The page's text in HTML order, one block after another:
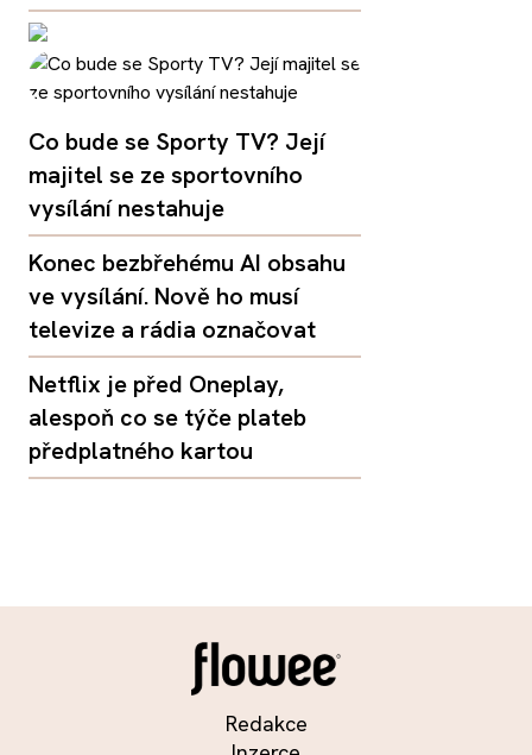
Co bude se Sporty TV? Její
majitel se ze sportovního
vysílání nestahuje
Konec bezbřehému AI obsahu
ve vysílání. Nově ho musí
televize a rádia označovat
Netflix je před Oneplay,
alespoň co se týče plateb
předplatného kartou
Redakce